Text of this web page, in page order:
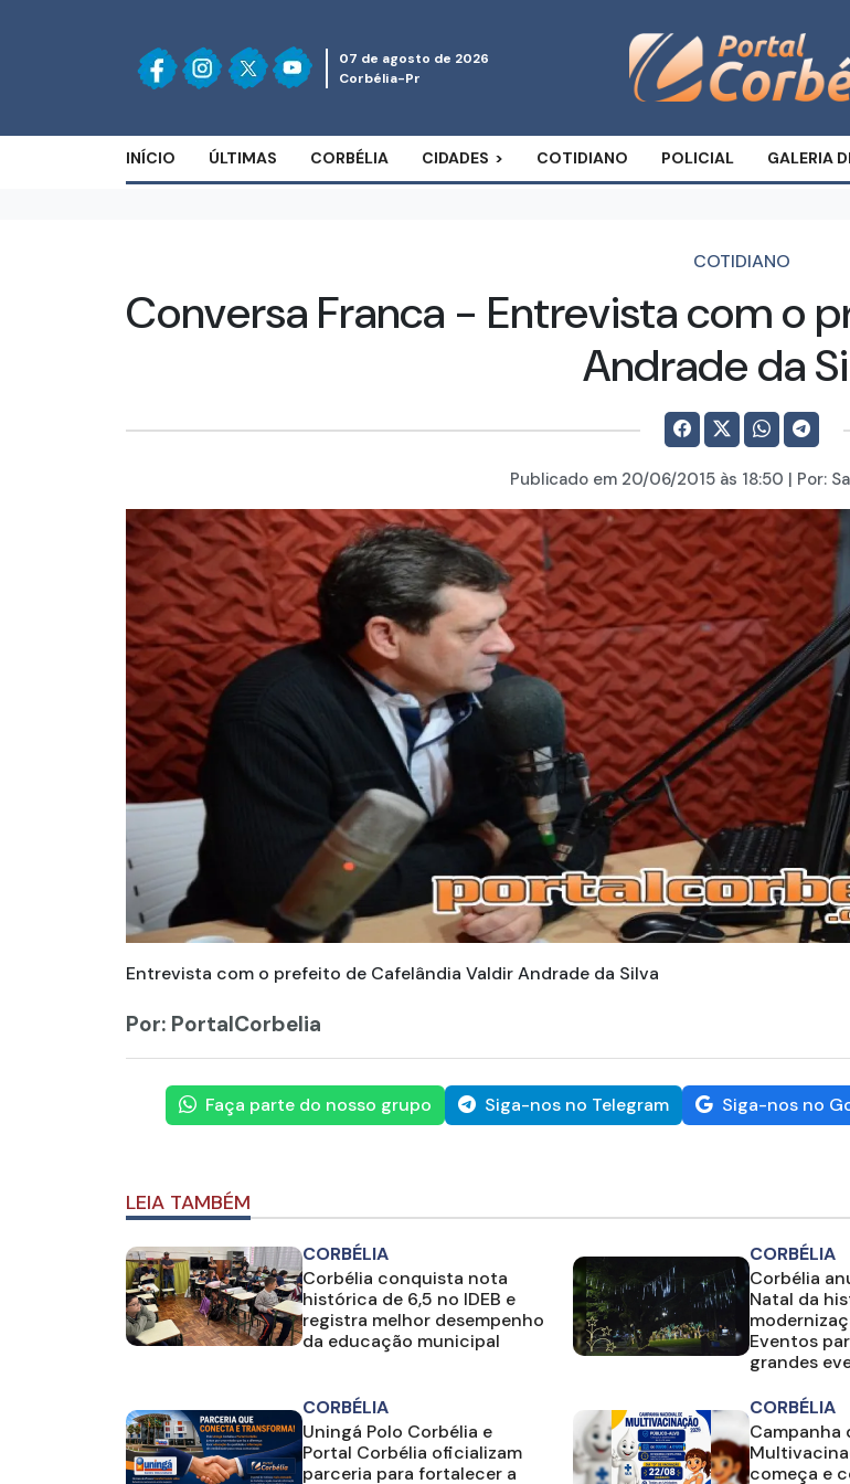
07 de agosto de 2026
Corbélia-Pr
INÍCIO ÚLTIMAS CORBÉLIA CIDADES COTIDIANO POLICIAL GALERIA
COTIDIANO
Conversa Franca - Entrevista com o
Andrade da
Publicado em 20/06/2015às 18:50 | Por:
Entrevista com o prefeito de Cafelândia Valdir Andrade da Silva
Por: PortalCorbelia
Faça parte do nosso grupo Siga-nos no Telegram Siga-nos no
LEIA TAMBÉM
CORBÉLIA
Corbélia conquista nota
histórica de 6,5 no IDEB e
registra melhor desempenho
da educação municipal
CORBÉLIA
Corbélia
Natal da
Eventos
grandes
CORBÉLIA
Uningá Polo Corbélia e
Portal Corbélia oficializam
parceria para fortalecer a
CORBÉLIA
Campanha
começa e